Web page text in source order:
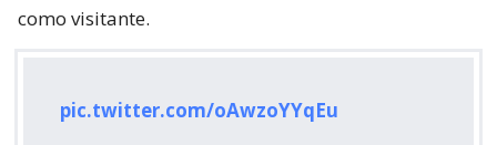
como visitante.
pic.twitter.com/oAwzoYYqEu